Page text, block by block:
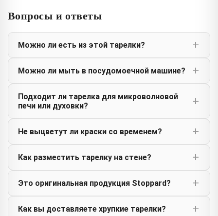
Вопросы и ответы
Можно ли есть из этой тарелки?
Можно ли мыть в посудомоечной машине?
Подходит ли тарелка для микроволновой
печи или духовки?
Не выцветут ли краски со временем?
Как разместить тарелку на стене?
Это оригинальная продукция Stoppard?
Как вы доставляете хрупкие тарелки?